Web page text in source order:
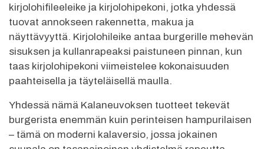
kirjolohifileeleike ja kirjolohipekoni, jotka yhdessä
tuovat annokseen rakennetta, makua ja
näyttävyyttä. Kirjolohileike antaa burgerille mehevän
sisuksen ja kullanrapeaksi paistuneen pinnan, kun
taas kirjolohipekoni viimeistelee kokonaisuuden
paahteisella ja täyteläisellä maulla.
Yhdessä nämä Kalaneuvoksen tuotteet tekevät
burgerista enemmän kuin perinteisen hampurilaisen
– tämä on moderni kalaversio, jossa jokainen